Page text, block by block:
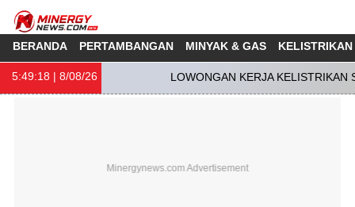
BERANDA PERTAMBANGAN MINYAK & GAS KELISTRIKAN
5:49:19 | 8/08/26 LOWONGAN KERJA KELISTRIKAN